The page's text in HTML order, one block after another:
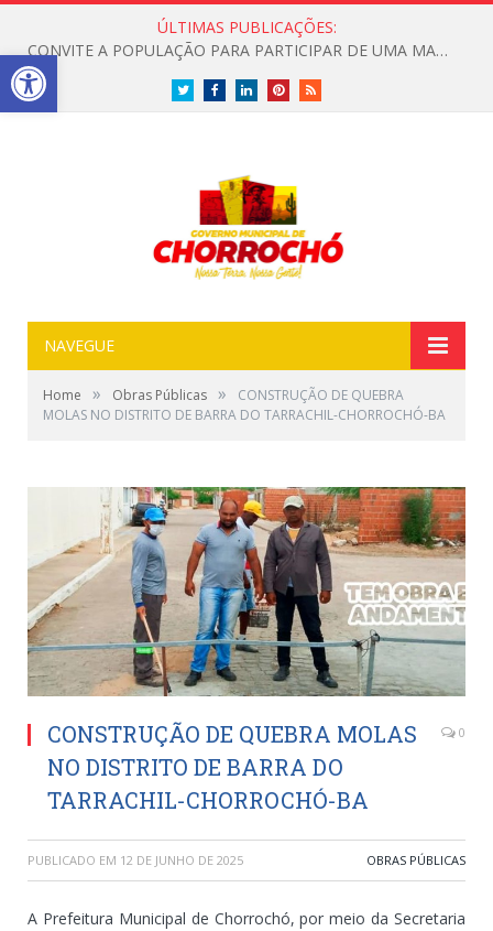
ÚLTIMAS PUBLICAÇÕES:
CONVITE A POPULAÇÃO PARA PARTICIPAR DE UMA MANHÃ ESPECIAL DEDICADA ASAÚDE
TwitterFacebookLinkedInPinterestRSS
NAVEGUE
Home » Obras Públicas »
CONSTRUÇÃO DE QUEBRA
MOLAS NO DISTRITO DE BARRA DO TARRACHIL-CHORROCHÓ-BA
CONSTRUÇÃO DE QUEBRA MOLAS
NO DISTRITO DE BARRA DO
TARRACHIL-CHORROCHÓ-BA
0
PUBLICADO EM 12 DE JUNHO DE 2025 OBRAS PÚBLICAS
A Prefeitura Municipal de Chorrochó, por meio da Secretaria
Open toolbar